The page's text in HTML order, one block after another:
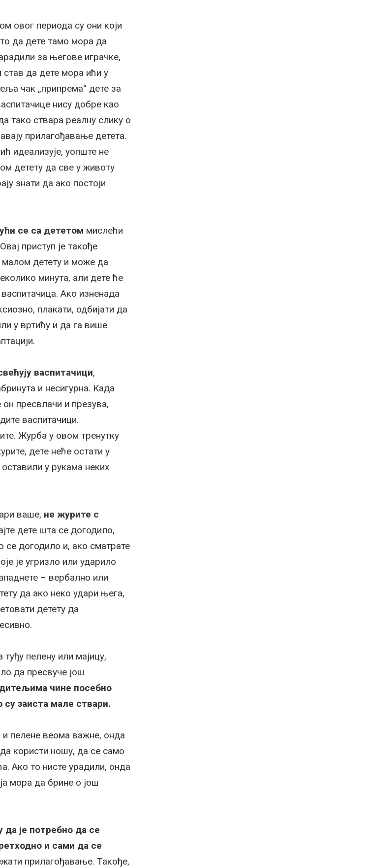
овог периода су они који
то да дете тамо мора да
за његове играчке,
став да дете мора ићи у
чак „припрема“ дете за
нису добре као
тако ствара реалну слику о
прилагођавање детета.
идеализује, уопште не
детету да све у животу
знати да ако постоји
се са дететом мислећи
приступ је такође
детету и може да
минута, али дете ће
Ако изненада
плакати, одбијати да
у вртићу и да га више
васпитачици,
и несигурна. Када
пресвлачи и презува,
васпитачици.
Журба у овом тренутку
дете неће остати у
у рукама неких
ваше, не журите с
дете шта се догодило,
се догодило и, ако сматрате
је угризло или ударило
– вербално или
да ако неко удари њега,
детету да
пелену или мајицу,
да пресвуче још
чине посебно
заиста мале ствари.
и пелене веома важне, онда
користи ношу, да се само
Ако то нисте урадили, онда
мора да брине о још
је потребно да се
и сами да се
прилагођавање. Такође,